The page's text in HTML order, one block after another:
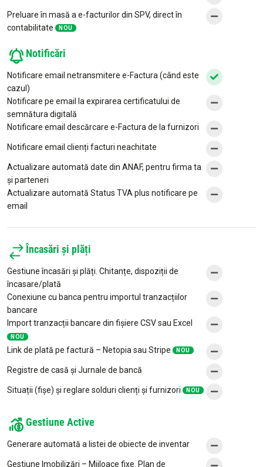
Preluare în masă a e-facturilor din SPV, direct în
contabilitate
NOU
Notificări
Notificare email netransmitere e-Factura (când este
cazul)
Notificare pe email la expirarea certificatului de
semnătura digitală
Notificare email descărcare e-Factura de la furnizori
Notificare email clienți facturi neachitate
Actualizare automată date din ANAF, pentru firma ta
și parteneri
Actualizare automată Status TVA plus notificare pe
email
Încasări și plăți
Gestiune încasări și plăți. Chitanțe, dispoziții de
încasare/plată
Conexiune cu banca pentru importul tranzacțiilor
bancare
Import tranzacții bancare din fișiere CSV sau Excel
NOU
Link de plată pe factură – Netopia sau Stripe NOU
Registre de casă și Jurnale de bancă
Situații (fișe) și reglare solduri clienți și furnizori NOU
Gestiune Active
Generare automată a listei de obiecte de inventar
Gestiune Imobilizări – Mijloace fixe. Plan de